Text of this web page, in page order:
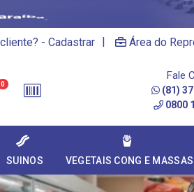
- Cadastrar | Área do
0
Fale
(81)
0800
SUINOS VEGETAIS CONG E MASSAS